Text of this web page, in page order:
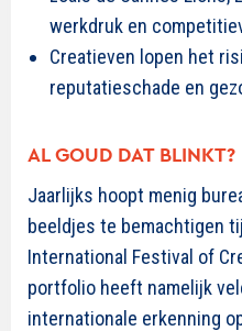
werkdruk en
Creatieven lopen het
reputatieschade en
AL GOUD DAT BLINKT?
Jaarlijks hoopt menig
beeldjes te bemachtigen
International Festival of
portfolio heeft namelijk
internationale erkenning